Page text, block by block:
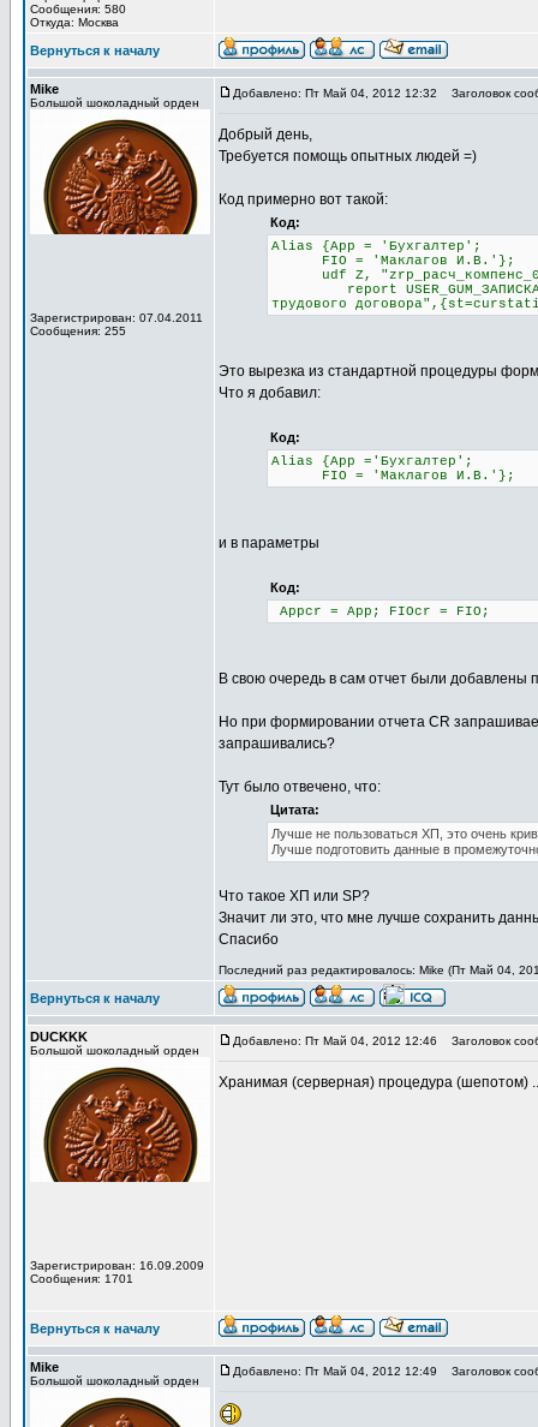
Сообщения: 580
Откуда: Москва
Вернуться к началу
Mike
Большой шоколадный орден
Зарегистрирован: 07.04.2011
Сообщения: 255
Добавлено: Пт Май 04, 2012 12:32 Заголовок
Добрый день,
Требуется помощь опытных людей =)
Код примерно вот такой:
Код:
Alias {App = 'Бухгалтер';
FIO = 'Маклагов И.В.'};
udf Z,
report
трудового
Это вырезка из стандартной процедуры
Что я добавил:
Код:
Alias {App ='Бухгалтер';
FIO = 'Маклагов И.В.'};
и в параметры
Код:
Appcr = App; FIOcr = FIO;
В свою очередь в сам отчет были добавлены
Но при формировании отчета CR
запрашивались?
Тут было отвечено, что:
Цитата:
Лучше не пользоваться ХП, это очень
Лучше подготовить данные в
Что такое ХП или SP?
Значит ли это, что мне лучше сохранить
Спасибо
Последний раз редактировалось: Mike (Пт Май 04,
Вернуться к началу
DUCKKK
Большой шоколадный орден
Зарегистрирован: 16.09.2009
Сообщения: 1701
Добавлено: Пт Май 04, 2012 12:46 Заголовок
Хранимая (серверная) процедура (шепотом)
Вернуться к началу
Mike
Большой шоколадный орден
Добавлено: Пт Май 04, 2012 12:49 Заголовок